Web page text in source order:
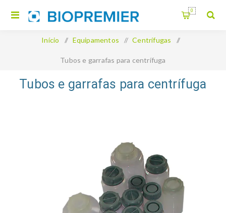
0
Início / Equipamentos / Centrífugas /
Tubos e garrafas para centrífuga
Tubos e garrafas para centrífuga